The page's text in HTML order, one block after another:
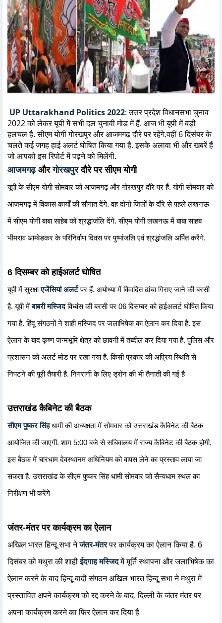
UP Uttarakhand Politics2022:उत्तर प्रदेश विधानसभा चुनाव
2022 को लेकर यूपी में सभी दल चुनावी मोड में हैं. आज भी यूपी में बड़ी
हलचल है. सीएम योगी गोरखपुर और आजमगढ़ दौरे पर रहेंगे.वहीं 6 दिसंबर के
चलते कई जगह हाई अलर्ट घोषित किया गया है. इसके अलावा भी और खबरें हैं
जो आपको इस रिपोर्ट में पढ़ने को मिलेंगी.
आजमगढ़औरगोरखपुरदौरे पर सीएम योगी
यूपी के सीएम योगी सोमवार को आजमगढ़ और गोरखपुर दौरे पर हैं. योगी सोमवार को
आजमगढ़ में विकास कार्यों की सौगात देंगे. वह दोनों जिलों के दौरे से पहले लखनऊ
में सीएम योगी बाबा साहेब को श्रद्धाजंलि देंगे. सीएम योगी लखनऊ में बाबा साहब
भीमराव आम्बेडकर के परिनिर्वाण दिवस पर पुष्पांजलि एवं श्रद्धांजलि अर्पित करेंगे.
6 दिसम्बर को हाईअलर्ट घोषित
यूपी में सुरक्षाएजेंसियां अलर्टपर हैं. अयोध्या में विवादित ढांचा गिराए जाने की बरसी
है. यूपी मेंबाबरी मस्जिदविध्वंस की बरसी पर 06 दिसम्बर को हाईअलर्ट घोषित किया
गया है. हिंदू संगठनों ने शाही मस्जिद पर जलाभिषेक का ऐलान कर दिया है. इस
ऐलान के बाद कृष्ण जन्मभूमि क्षेत्र को छावनी में तब्दील कर दिया गया है. पुलिस और
प्रशासन को अलर्ट मोड पर रखा गया है. किसी प्रकार की अप्रिय स्थिति से
निपटने की पूरी तैयारी है. निगरानी के लिए ड्रोन की भी तैनाती की गई है
उत्तराखंड कैबिनेट की बैठक
सीएम पुष्कर सिंहधामी की अध्यक्षता में सोमवार को उत्तराखंड कैबिनेट की बैठक
आयोजित की जाएगी. शाम 5:00 बजे से सचिवालय में राज्य कैबिनेट की बैठक होगी.
इस बैठक में चारधाम देवस्थानम अधिनियम को वापस लेने का प्रस्ताव लाया जा
सकता है. उत्तराखंड के सीएम पुष्कर सिंह धामी सोमवार को सैन्यधाम स्थल का
निरीक्षण भी करेंगे
जंतर-मंतर पर कार्यक्रम का ऐलान
अखिल भारत हिन्दू सभा नेजंतर-मंतरपर कार्यक्रम का ऐलान किया है. 6
दिसंबर को मथुरा की शाहीईदगाह मस्जिदमें मूर्ति स्थापना और जलाभिषेक का
ऐलान करने के बाद हिन्दू बादी संगठन अखिल भारत हिन्दू सभा ने मथुरा में
प्रस्तावित अपने कार्यक्रम को रद्द करने के बाद. दिल्ली के जंतर मंतर पर
अपना कार्यक्रम करने का फिर ऐलान कर दिया है